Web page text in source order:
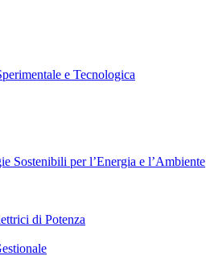
e Tecnologica
Sostenibili per l’Energia e l’Ambiente
di Potenza